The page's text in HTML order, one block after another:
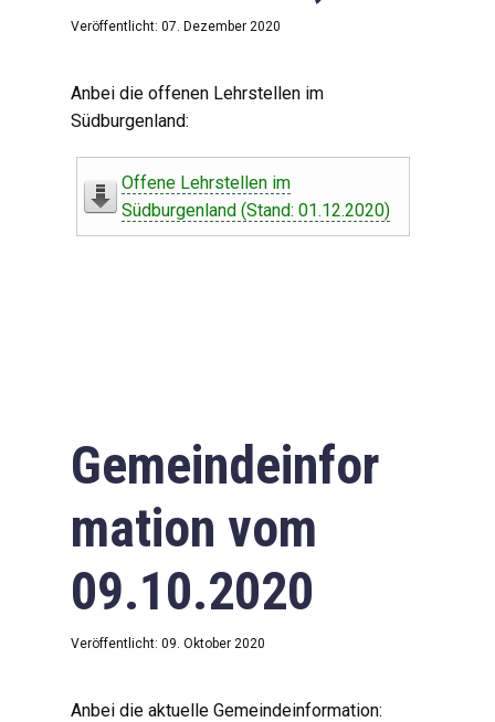
Veröffentlicht: 07. Dezember 2020
Anbei die offenen Lehrstellen im
Südburgenland:
Offene Lehrstellen im
Südburgenland (Stand: 01.12.2020)
Gemeindeinfor
mation vom
09.10.2020
Veröffentlicht: 09. Oktober 2020
Anbei die aktuelle Gemeindeinformation: